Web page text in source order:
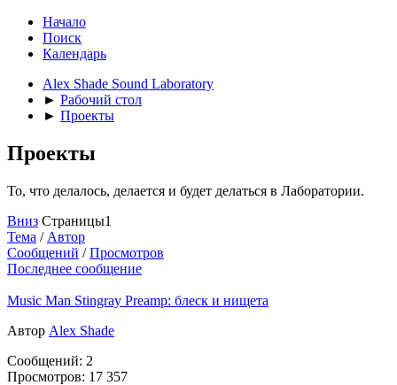
Начало
Поиск
Календарь
Alex Shade Sound Laboratory
► Рабочий стол
► Проекты
Проекты
То, что делалось, делается и будет делаться в Лаборатории.
Вниз Страницы1
Тема / Автор
Сообщений /Просмотров
Последнее сообщение
Music Man Stingray Preamp: блеск и нищета
Автор Alex Shade
Сообщений: 2
Просмотров: 17 357